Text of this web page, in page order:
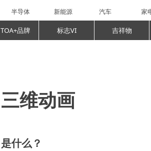
TOA+品牌 标志VI 吉祥物
半导体 新能源 汽车 家
三维动画
是什么？